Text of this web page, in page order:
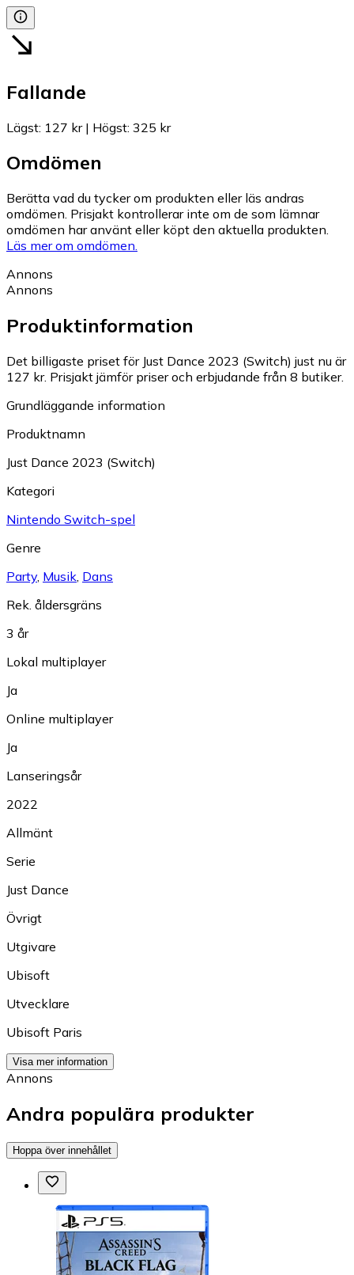
Fallande
Lägst: 127 kr| Högst: 325 kr
Omdömen
Berätta vad du tycker om produkten eller läs andras
omdömen. Prisjakt kontrollerar inte om de som lämnar
omdömen har använt eller köpt den aktuella produkten.
Läs mer om omdömen.
Annons
Annons
Produktinformation
Det billigaste priset för Just Dance 2023 (Switch) just nu är
127 kr. Prisjakt jämför priser och erbjudande från 8 butiker.
Grundläggande information
Produktnamn
Just Dance 2023 (Switch)
Kategori
Nintendo Switch-spel
Genre
Party, Musik, Dans
Rek. åldersgräns
3 år
Lokal multiplayer
Ja
Online multiplayer
Ja
Lanseringsår
2022
Allmänt
Serie
Just Dance
Övrigt
Utgivare
Ubisoft
Utvecklare
Ubisoft Paris
Visa mer information
Annons
Andra populära produkter
Hoppa över innehållet